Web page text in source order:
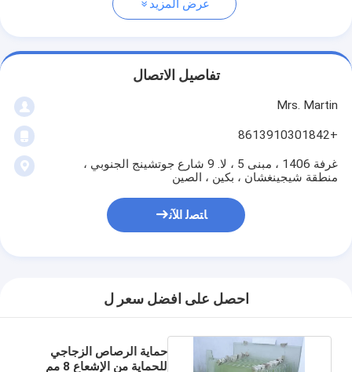
عرض المزيد
تفاصيل الاتصال
Mrs. Martin
+8613910301842
غرفة 1406 ، مبنى 5 ، لا. 9 شارع جوتشينج الجنوبي ،
منطقة شيجينغشان ، بكين ، الصين
ﺎﺘﺼﻟ ﺍﻶﻧ
احصل على افضل سعر ل
حماية الرصاص الزجاجي
للحماية من الإشعاع 8 مم